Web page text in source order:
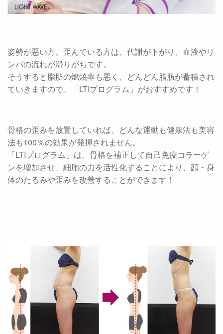
姿勢が悪い方、歪んでいる方は、代謝が下がり、血液やリ
ンパの流れが滞りがちです。
そうすると脂肪の燃焼率も悪く、どんどん脂肪が蓄積され
ていきますので、「LTIプログラム」がおすすめです！
骨格の歪みを放置していれば、どんな運動も健康法も美容
法も100％の効果が発揮されません。
「LTIプログラム」は、骨格を補正して自己免疫コラーゲ
ンを増加させ、細胞の力を活性化することにより、顔・身
体のたるみや歪みを改善することができます！